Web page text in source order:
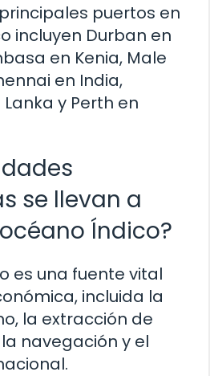
puertos en
incluyen Durban en
en Kenia, Male
en India,
y Perth en
se llevan a
Índico?
es una fuente vital
incluida la
la extracción de
navegación y el